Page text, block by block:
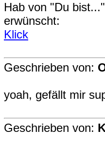
Hab von "Du
erwünscht:
Klick
Geschrieben von:
yoah, gefällt mir
Geschrieben von: